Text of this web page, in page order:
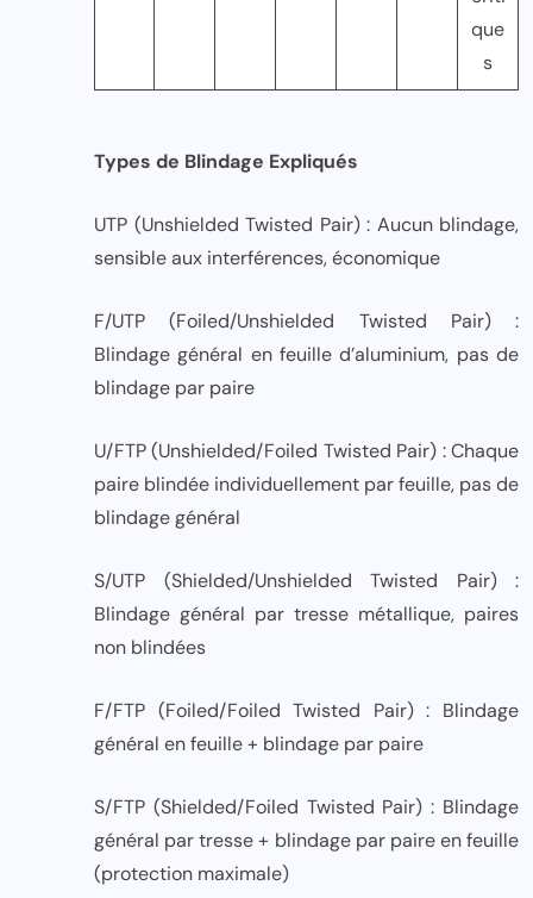
que
s
Types de Blindage Expliqués
UTP (Unshielded Twisted Pair) : Aucun blindage,
sensible aux interférences, économique
F/UTP (Foiled/Unshielded Twisted Pair) :
Blindage général en feuille d’aluminium, pas de
blindage par paire
U/FTP (Unshielded/Foiled Twisted Pair) : Chaque
paire blindée individuellement par feuille, pas de
blindage général
S/UTP (Shielded/Unshielded Twisted Pair) :
Blindage général par tresse métallique, paires
non blindées
F/FTP (Foiled/Foiled Twisted Pair) : Blindage
général en feuille + blindage par paire
S/FTP (Shielded/Foiled Twisted Pair) : Blindage
général par tresse + blindage par paire en feuille
(protection maximale)